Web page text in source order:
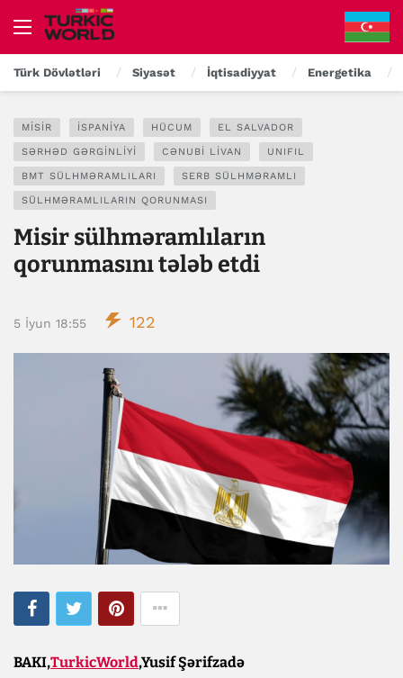
Türk Dövlətləri Siyasət İqtisadiyyat Energetika
MISIR İSPANIYA HÜCUM EL SALVADOR
SƏRHƏD GƏRGINLIYI CƏNUBI LIVAN UNIFIL
BMT SÜLHMƏRAMLILARI SERB SÜLHMƏRAMLI
SÜLHMƏRAMLILARIN QORUNMASI
Misir sülhməramlıların
qorunmasını tələb etdi
5 İyun 18:55 122
BAKI,TurkicWorld,Yusif Şərifzadə